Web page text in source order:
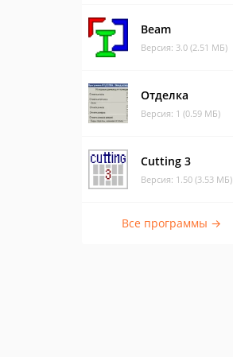
Beam
Версия: 3.0 (2.51 МБ)
Отделка
Версия: 1 (0.59 МБ)
Cutting 3
Версия: 1.50 (3.53 МБ)
Все программы →